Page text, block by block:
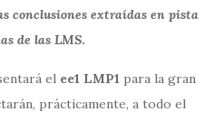
conclusiones extraídas en pista
de las LMS.
el ee1 LMP1 para la gran
prácticamente, a todo el